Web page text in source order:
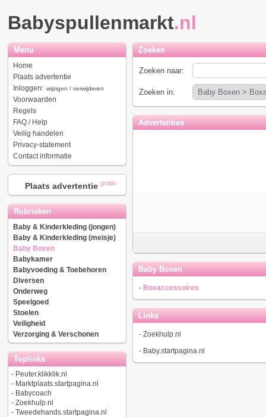
Babyspullenmarkt.nl
Menu
Home
Plaats advertentie
Inloggen: wijzigen / verwijderen
Voorwaarden
Regels
FAQ / Help
Veilig handelen
Privacy-statement
Contact informatie
Plaats advertentie gratis
Rubrieken
Baby & Kinderkleding (jongen)
Baby & Kinderkleding (meisje)
Baby Boxen
Babykamer
Babyvoeding & Toebehoren
Diversen
Onderweg
Speelgoed
Stoelen
Veiligheid
Verzorging & Verschonen
Toplinks
- Peuter.klikklik.nl
- Marktplaats.startpagina.nl
- Babycoach
- Zoekhulp.nl
- Tweedehands.startpagina.nl
Zoeken
Zoeken naar:
Zoeken in:
Advertenties
Baby Boxen
- Boxaccessoires
Links
- Zoekhulp.nl
- Baby.startpagina.nl